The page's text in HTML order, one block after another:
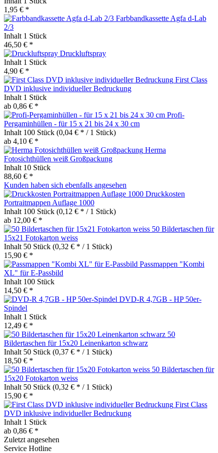
1,95 € *
Farbbandkassette Agfa d-Lab
2/3
Inhalt 1 Stück
46,50 € *
Druckluftspray
Inhalt 1 Stück
4,90 € *
First Class
DVD inklusive individueller Bedruckung
Inhalt 1 Stück
ab 0,86 € *
Profi-
Pergaminhüllen - für 15 x 21 bis 24 x 30 cm
Inhalt 100 Stück (0,04 € * / 1 Stück)
ab 4,10 € *
Herma
Fotosichthüllen weiß Großpackung
Inhalt 10 Stück
88,60 € *
Kunden haben sich ebenfalls angesehen
Druckkosten
Portraitmappen Auflage 1000
Inhalt 100 Stück (0,12 € * / 1 Stück)
ab 12,00 € *
50 Bildertaschen für
15x21 Fotokarton weiss
Inhalt 50 Stück (0,32 € * / 1 Stück)
15,90 € *
Passmappen "Kombi
XL" für E-Passbild
Inhalt 100 Stück
14,50 € *
DVD-R 4,7GB - HP 50er-
Spindel
Inhalt 1 Stück
12,49 € *
50
Bildertaschen für 15x20 Leinenkarton schwarz
Inhalt 50 Stück (0,37 € * / 1 Stück)
18,50 € *
50 Bildertaschen für
15x20 Fotokarton weiss
Inhalt 50 Stück (0,32 € * / 1 Stück)
15,90 € *
First Class
DVD inklusive individueller Bedruckung
Inhalt 1 Stück
ab 0,86 € *
Zuletzt angesehen
Service Hotline